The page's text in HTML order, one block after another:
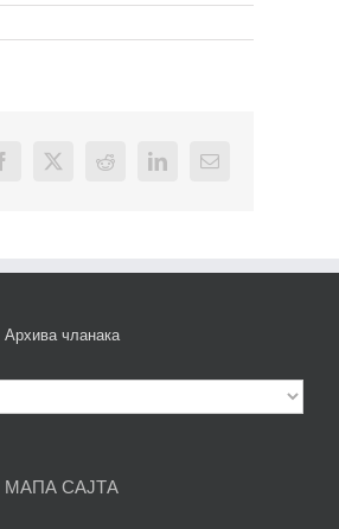
Facebook
X Reddit LinkedInEmail
Архива чланака
МАПА САЈТА